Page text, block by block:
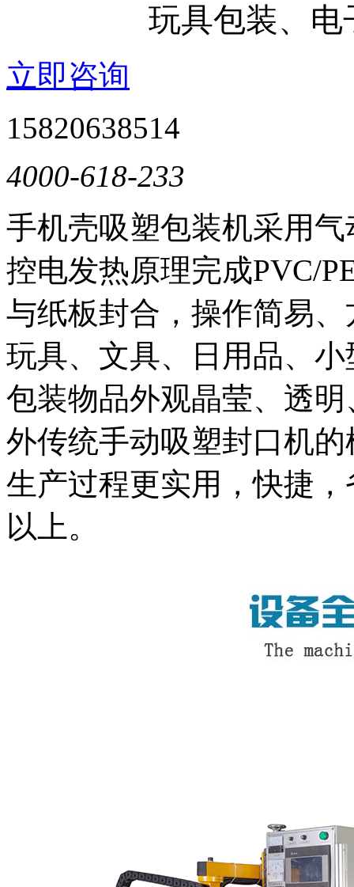
玩具包装、电子
立即咨询
15820638514
4000-618-233
手机壳吸塑包装机采用
控电发热原理完成PVC/
与纸板封合，操作简易
玩具、文具、日用品、
包装物品外观晶莹、透
外传统手动吸塑封口机
生产过程更实用，快捷
以上。